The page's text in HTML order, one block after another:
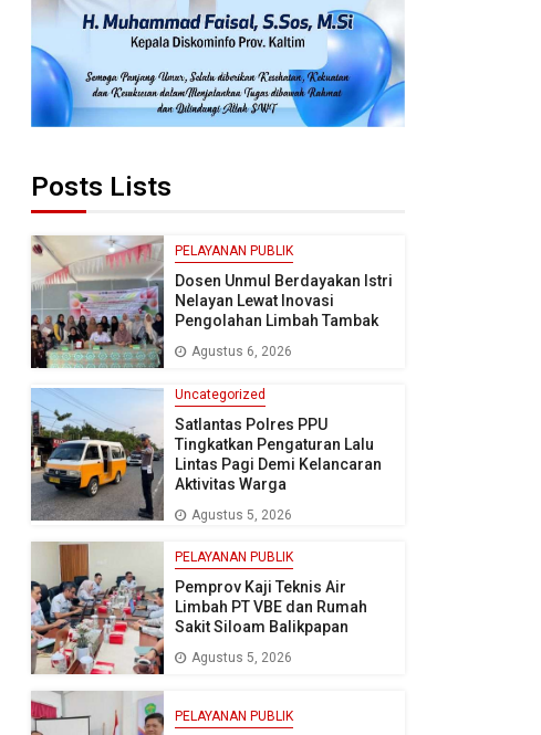
Posts Lists
PELAYANAN PUBLIK
Dosen Unmul Berdayakan Istri
Nelayan Lewat Inovasi
Pengolahan Limbah Tambak
Agustus 6, 2026
Uncategorized
Satlantas Polres PPU
Tingkatkan Pengaturan Lalu
Lintas Pagi Demi Kelancaran
Aktivitas Warga
Agustus 5, 2026
PELAYANAN PUBLIK
Pemprov Kaji Teknis Air
Limbah PT VBE dan Rumah
Sakit Siloam Balikpapan
Agustus 5, 2026
PELAYANAN PUBLIK